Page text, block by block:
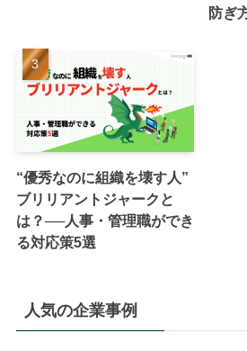
防ぎ
“優秀なのに組織を壊す人”
ブリリアントジャークと
は？──人事・管理職ができ
る対応策5選
人気の企業事例